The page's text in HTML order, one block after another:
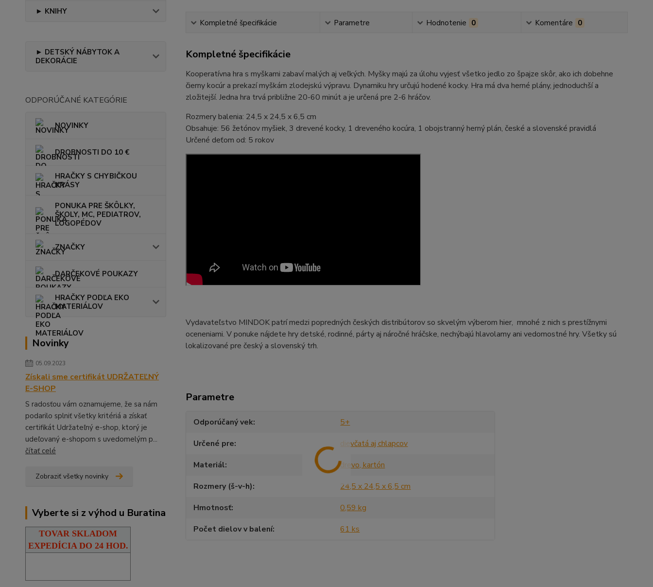
► KNIHY
► DETSKÝ NÁBYTOK A
DEKORÁCIE
ODPORÚČANÉ KATEGÓRIE
NOVINKY
DROBNOSTI DO 10 €
HRAČKY S CHYBIČKOU
KRÁSY
PONUKA PRE ŠKÔLKY,
ŠKOLY, MC, PEDIATROV,
LOGOPÉDOV
ZNAČKY
DARČEKOVÉ POUKAZY
HRAČKY PODĽA EKO
MATERIÁLOV
Novinky
05.09.2023
Získali sme certifikát UDRŽATEĽNÝ
E-SHOP
S radosťou vám oznamujeme, že sa nám
podarilo splniť všetky kritériá a získať
certifikát Udržateľný e-shop, ktorý je
udeľovaný e-shopom s uvedomelým p...
čítať celé
Zobraziť všetky novinky
Vyberte si z výhod u Buratina
TOVAR SKLADOM
EXPEDÍCIA DO 24 HOD.
Kompletné špecifikácie Parametre Hodnotenie 0 Komentáre 0
Kompletné špecifikácie
Kooperatívna hra s myškami zabaví malých aj veľkých. Myšky majú za úlohu vyjesť všetko jedlo zo špajze skôr, ako ich dobehne
čierny kocúr a prekazí myškám zlodejskú výpravu. Dynamiku hry určujú hodené kocky. Hra má dva herné plány, jednoduchší a
zložitejší. Jedna hra trvá približne 20-60 minút a je určená pre 2-6 hráčov.
Rozmery balenia: 24,5 x 24,5 x 6,5 cm
Obsahuje: 56 žetónov myšiek, 3 drevené kocky, 1 dreveného kocúra, 1 obojstranný herný plán, české a slovenské pravidlá
Určené deťom od: 5 rokov
Vydavateľstvo MINDOK patrí medzi popredných českých distribútorov so skvelým výberom hier, mnohé z nich s prestížnymi
oceneniami. V ponuke nájdete hry detské, rodinné, párty aj náročné hráčske, nechýbajú hlavolamy ani vedomostné hry. Všetky sú
lokalizované pre český a slovenský trh.
Parametre
Odporúčaný vek
5+
Určené pre
dievčatá aj chlapcov
Materiál
drevo, kartón
Rozmery (š-v-h)
24,5 x 24,5 x 6,5 cm
Hmotnosť
0,59 kg
Počet dielov v balení
61 ks